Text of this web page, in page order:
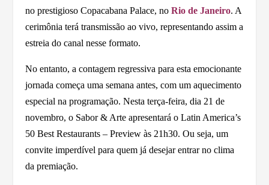
no prestigioso Copacabana Palace, noRio de Janeiro. A
cerimônia terá transmissão ao vivo, representando assim a
estreia do canal nesse formato.
No entanto, a contagem regressiva para esta emocionante
jornada começa uma semana antes, com um aquecimento
especial na programação. Nesta terça-feira, dia 21 de
novembro, o Sabor & Arte apresentará o Latin America’s
50 Best Restaurants – Preview às 21h30. Ou seja, um
convite imperdível para quem já desejar entrar no clima
da premiação.